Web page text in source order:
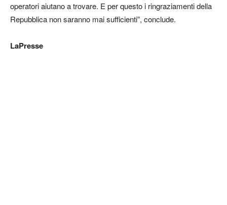
operatori aiutano a trovare. E per questo i ringraziamenti della
Repubblica non saranno mai sufficienti”, conclude.
LaPresse